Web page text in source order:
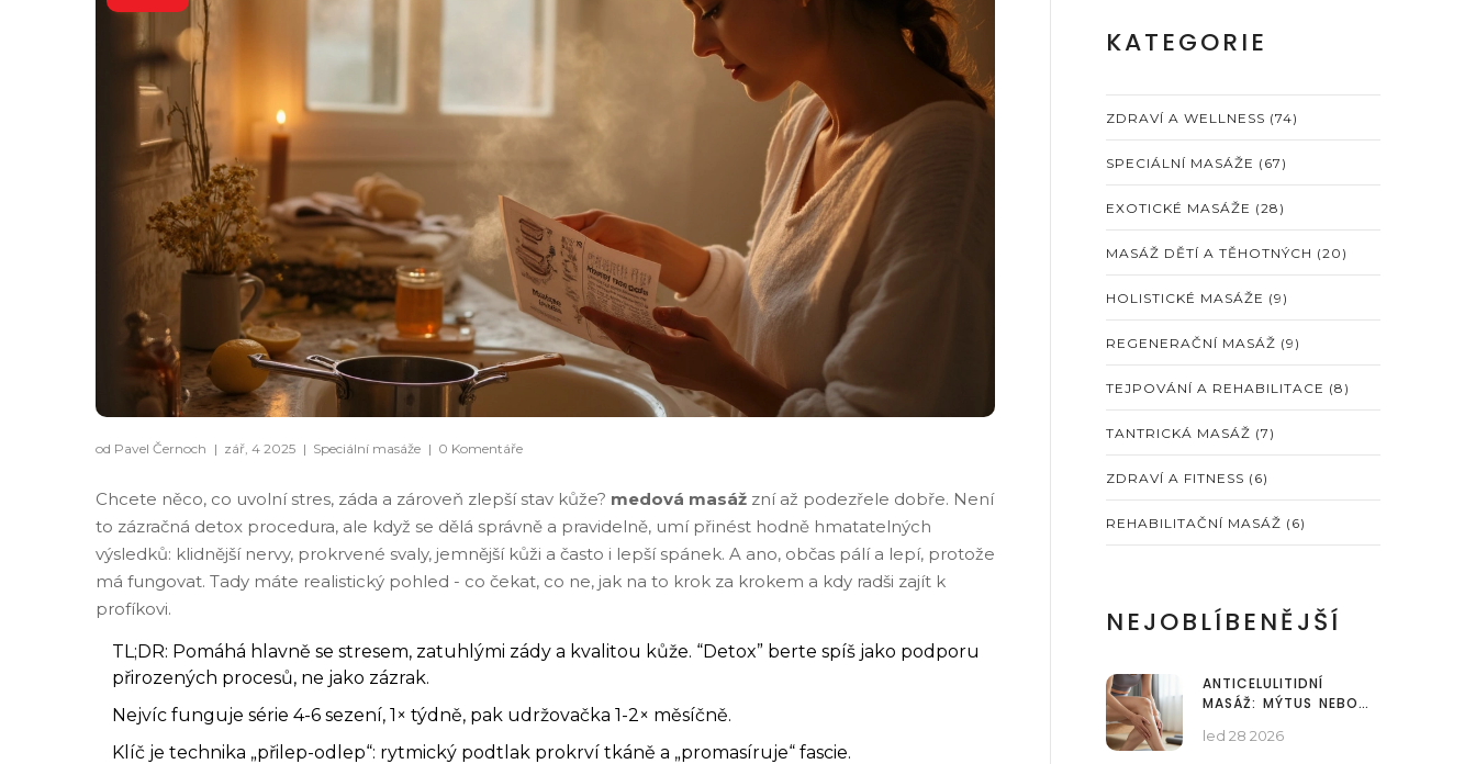
od Pavel Černoch | zář, 4 2025 | Speciální masáže | 0 Komentáře
Chcete něco, co uvolní stres, záda a zároveň zlepší stav kůže? medová masáž zní až podezřele dobře. Není
to zázračná detox procedura, ale když se dělá správně a pravidelně, umí přinést hodně hmatatelných
výsledků: klidnější nervy, prokrvené svaly, jemnější kůži a často i lepší spánek. A ano, občas pálí a lepí, protože
má fungovat. Tady máte realistický pohled - co čekat, co ne, jak na to krok za krokem a kdy radši zajít k
profíkovi.
TL;DR: Pomáhá hlavně se stresem, zatuhlými zády a kvalitou kůže. “Detox” berte spíš jako podporu
přirozených procesů, ne jako zázrak.
Nejvíc funguje série 4-6 sezení, 1× týdně, pak udržovačka 1-2× měsíčně.
Klíč je technika „přilep-odlep“: rytmický podtlak prokrví tkáně a „promasíruje“ fascie.
KATEGORIE
ZDRAVÍ A WELLNESS (74)
SPECIÁLNÍ MASÁŽE (67)
EXOTICKÉ MASÁŽE (28)
MASÁŽ DĚTÍ A TĚHOTNÝCH (20)
HOLISTICKÉ MASÁŽE (9)
REGENERAČNÍ MASÁŽ (9)
TEJPOVÁNÍ A REHABILITACE (8)
TANTRICKÁ MASÁŽ (7)
ZDRAVÍ A FITNESS (6)
REHABILITAČNÍ MASÁŽ (6)
NEJOBLÍBENĚJŠÍ
ANTICELULITIDNÍ
MASÁŽ: MÝTUS NEBO
SKUTEČNĚ FUNGUJE
led 28 2026